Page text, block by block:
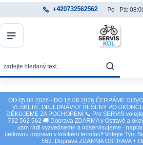
OD 05.08.2026 - DO 16.08.2026 ČERPÁME
VEŠKERÉ OBJEDNÁVKY ŘEŠENY PO
DĚKUJEME ZA POCHOPENÍ 📞 Pro SERVIS
732 562 562 🚚 Doprava ZDARMA v Ostravě a
vám rádi vyzvedneme a odservisujeme -
celkovou dopravu v krátkém termínu!! Volejte Tým
562. Doprava ZDARMA OSTRAVA +
+420732562562 Po - Pá: